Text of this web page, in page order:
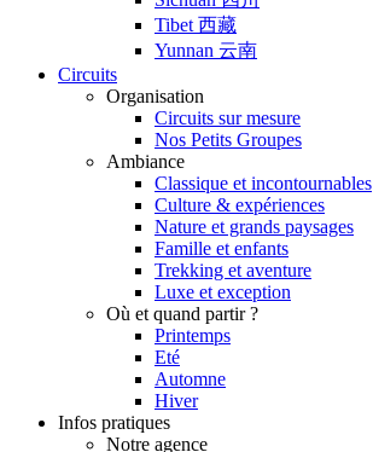
Tibet 西藏
Yunnan 云南
Circuits
Organisation
Circuits sur mesure
Nos Petits Groupes
Ambiance
Classique et incontournables
Culture & expériences
Nature et grands paysages
Famille et enfants
Trekking et aventure
Luxe et exception
Où et quand partir ?
Printemps
Eté
Automne
Hiver
Infos pratiques
Notre agence